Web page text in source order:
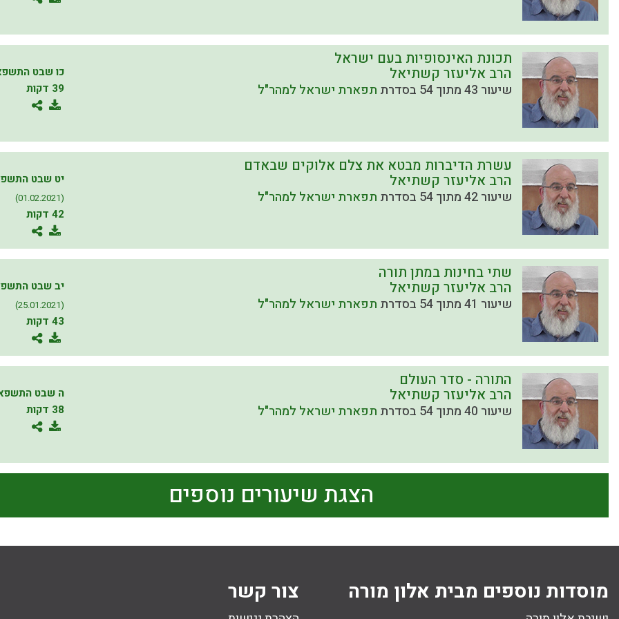
תכונת האינסופיות בעם ישראל
הרב אליעזר קשתיאל
שיעור 43 מתוך 54 בסדרת תפארת ישראל למהר"ל
כו שבט
39 דקות
עשרת הדיברות מבטא את צלם אלוקים שבאדם
הרב אליעזר קשתיאל
שיעור 42 מתוך 54 בסדרת תפארת ישראל למהר"ל
יט שבט
(01.02.2021)
42 דקות
שתי בחינות במתן תורה
הרב אליעזר קשתיאל
שיעור 41 מתוך 54 בסדרת תפארת ישראל למהר"ל
יב שבט
(25.01.2021)
43 דקות
התורה - סדר העולם
הרב אליעזר קשתיאל
שיעור 40 מתוך 54 בסדרת תפארת ישראל למהר"ל
ה שבט
38 דקות
הצגת שיעורים נוספים
מוסדות נוספים מבית אלון מורה צור קשר